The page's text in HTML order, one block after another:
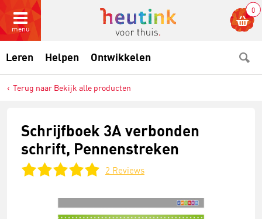
menu
0
Leren Helpen Ontwikkelen
Terug naar Bekijk alle producten
Schrijfboek 3A verbonden
schrift, Pennenstreken
2 Reviews